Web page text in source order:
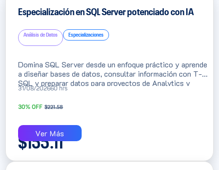
Especialización en SQL Server potenciado con IA
Análisis de Datos Especializaciones
Domina SQL Server desde un enfoque práctico y aprende
a diseñar bases de datos, consultar información con T-
SQL y preparar datos para proyectos de Analytics y
Business Intelligence. Ideal para profesionales de
desarrollar una habilidad altamente demandada y
31/08/202660 hrs
30% OFF $221.58
$155.11
Ver Más